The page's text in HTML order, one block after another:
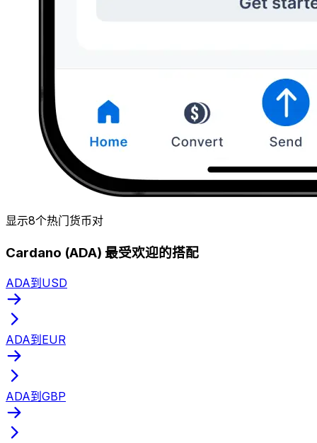
显示8个热门货币对
Cardano (ADA) 最受欢迎的搭配
ADA到USD
ADA到EUR
ADA到GBP